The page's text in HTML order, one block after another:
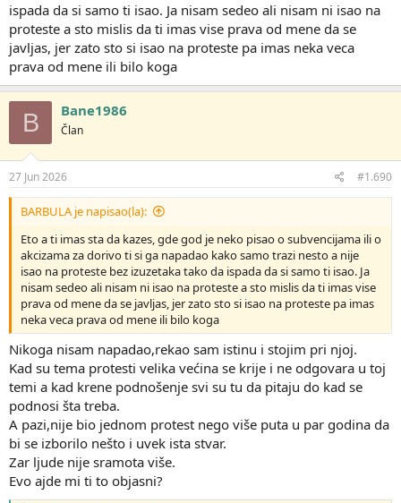
ispada da si samo ti isao. Ja nisam sedeo ali nisam ni isao na
proteste a sto mislis da ti imas vise prava od mene da se
javljas, jer zato sto si isao na proteste pa imas neka veca
prava od mene ili bilo koga
B Bane1986
Član
27 Jun 2026 #1.690
BARBULA je napisao(la):
Eto a ti imas sta da kazes, gde god je neko pisao o subvencijama ili o
akcizama za dorivo ti si ga napadao kako samo trazi nesto a nije
isao na proteste bez izuzetaka tako da ispada da si samo ti isao. Ja
nisam sedeo ali nisam ni isao na proteste a sto mislis da ti imas vise
prava od mene da se javljas, jer zato sto si isao na proteste pa imas
neka veca prava od mene ili bilo koga
Nikoga nisam napadao,rekao sam istinu i stojim pri njoj.
Kad su tema protesti velika većina se krije i ne odgovara u toj
temi a kad krene podnošenje svi su tu da pitaju do kad se
podnosi šta treba.
A pazi,nije bio jednom protest nego više puta u par godina da
bi se izborilo nešto i uvek ista stvar.
Zar ljude nije sramota više.
Evo ajde mi ti to objasni?